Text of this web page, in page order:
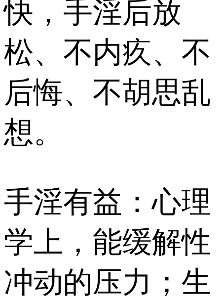
快，手淫后放
松、不内疚、不
后悔、不胡思乱
想。
手淫有益：心理
学上，能缓解性
冲动的压力；生